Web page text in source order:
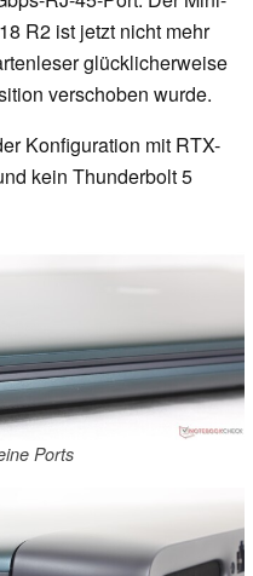
R2 ist jetzt nicht mehr
glücklicherweise
verschoben wurde.
Konfiguration mit RTX-
kein Thunderbolt 5
Ports